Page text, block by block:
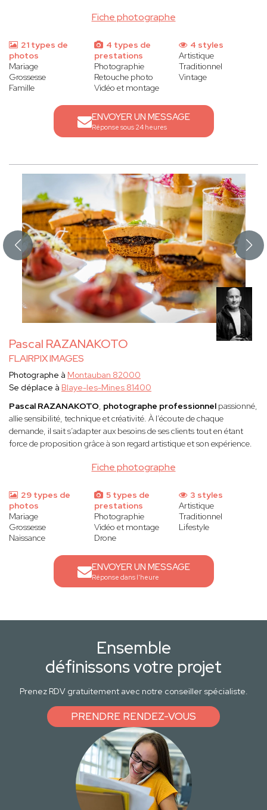
Fiche photographe
21 types de
photos
Mariage
Grossesse
Famille
4 types de
prestations
Photographie
Retouche photo
Vidéo et montage
4 styles
Artistique
Traditionnel
Vintage
ENVOYER UN MESSAGE
Réponse sous 24 heures
Pascal RAZANAKOTO
FLAIRPIX IMAGES
Fiche photographe
Photographe à Montauban 82000
Se déplace à Blaye-les-Mines 81400
Pascal RAZANAKOTO, photographe professionnel passionné,
allie sensibilité, technique et créativité. À l’écoute de chaque
demande, il sait s’adapter aux besoins de ses clients tout en étant
force de proposition grâce à son regard artistique et son expérience.
29 types de
photos
Mariage
Grossesse
Naissance
5 types de
prestations
Photographie
Vidéo et montage
Drone
3 styles
Artistique
Traditionnel
Lifestyle
ENVOYER UN MESSAGE
Réponse dans l'heure
Ensemble
définissons votre projet
Prenez RDV gratuitement avec notre conseiller spécialiste.
PRENDRE RENDEZ-VOUS